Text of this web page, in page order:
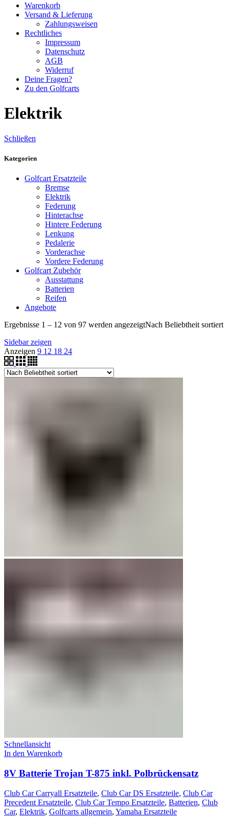
Warenkorb
Versand & Lieferung
Zahlungsweisen
Rechtliches
Impressum
Datenschutz
AGB
Widerruf
Deine Fragen?
Zu den Golfcarts
Elektrik
Schließen
Kategorien
Golfcart Ersatzteile
Bremse
Elektrik
Federung
Hinterachse
Hintere Federung
Lenkung
Pedalerie
Vorderachse
Vordere Federung
Golfcart Zubehör
Ausstattung
Batterien
Reifen
Angebote
Ergebnisse 1 – 12 von 97 werden angezeigtNach Beliebtheit sortiert
Sidebar zeigen
Anzeigen 9 12 18 24
Schnellansicht
In den Warenkorb
8V Batterie Trojan T-875 inkl. Polbrückensatz
Club Car Carryall Ersatzteile, Club Car DS Ersatzteile, Club Car
Precedent Ersatzteile, Club Car Tempo Ersatzteile, Batterien, Club
Car, Elektrik, Golfcarts allgemein, Yamaha Ersatzteile